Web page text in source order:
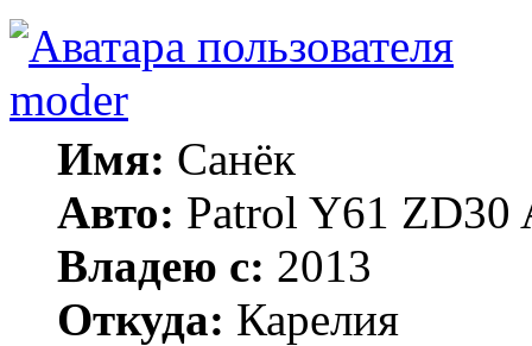
moder
Имя: Санёк
Авто: Patrol Y61 ZD30
Владею с: 2013
Откуда: Карелия